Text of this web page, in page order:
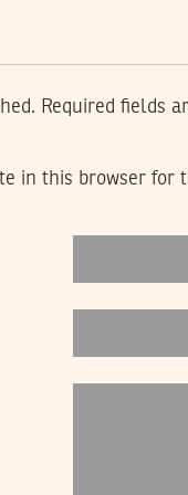
Required fields
in this browser for